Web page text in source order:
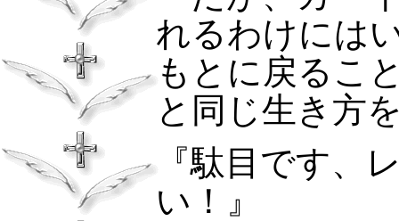
れるわけには
もとに戻るこ
と同じ生き方
『駄目です、
い！』